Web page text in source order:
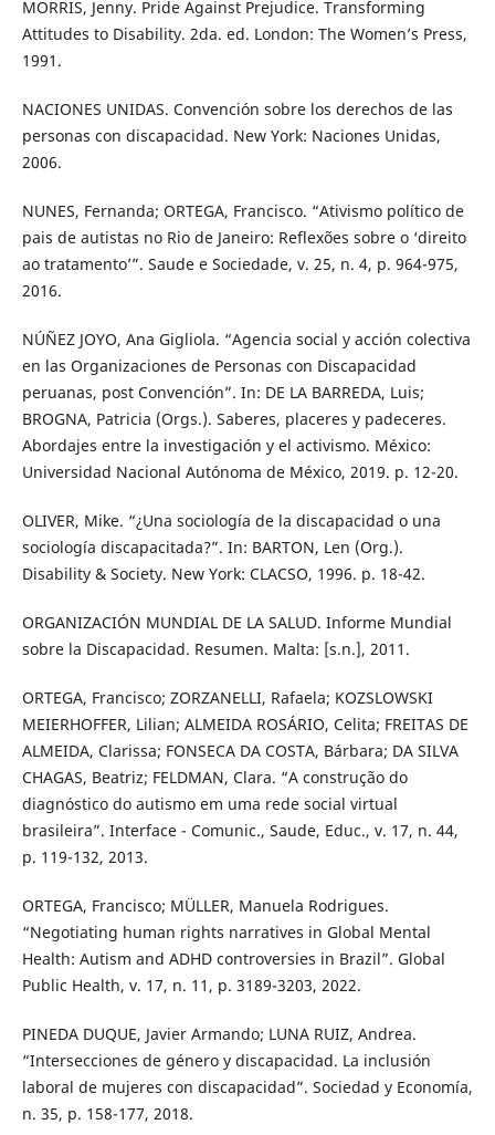
MORRIS, Jenny. Pride Against Prejudice. Transforming
Attitudes to Disability. 2da. ed. London: The Women’s Press,
1991.
NACIONES UNIDAS. Convención sobre los derechos de las
personas con discapacidad. New York: Naciones Unidas,
2006.
NUNES, Fernanda; ORTEGA, Francisco. “Ativismo político de
pais de autistas no Rio de Janeiro: Reflexões sobre o ‘direito
ao tratamento’”. Saude e Sociedade, v. 25, n. 4, p. 964-975,
2016.
NÚÑEZ JOYO, Ana Gigliola. “Agencia social y acción colectiva
en las Organizaciones de Personas con Discapacidad
peruanas, post Convención”. In: DE LA BARREDA, Luis;
BROGNA, Patricia (Orgs.). Saberes, placeres y padeceres.
Abordajes entre la investigación y el activismo. México:
Universidad Nacional Autónoma de México, 2019. p. 12-20.
OLIVER, Mike. “¿Una sociología de la discapacidad o una
sociología discapacitada?”. In: BARTON, Len (Org.).
Disability & Society. New York: CLACSO, 1996. p. 18-42.
ORGANIZACIÓN MUNDIAL DE LA SALUD. Informe Mundial
sobre la Discapacidad. Resumen. Malta: [s.n.], 2011.
ORTEGA, Francisco; ZORZANELLI, Rafaela; KOZSLOWSKI
MEIERHOFFER, Lilian; ALMEIDA ROSÁRIO, Celita; FREITAS DE
ALMEIDA, Clarissa; FONSECA DA COSTA, Bárbara; DA SILVA
CHAGAS, Beatriz; FELDMAN, Clara. “A construção do
diagnóstico do autismo em uma rede social virtual
brasileira”. Interface - Comunic., Saude, Educ., v. 17, n. 44,
p. 119-132, 2013.
ORTEGA, Francisco; MÜLLER, Manuela Rodrigues.
“Negotiating human rights narratives in Global Mental
Health: Autism and ADHD controversies in Brazil”. Global
Public Health, v. 17, n. 11, p. 3189-3203, 2022.
PINEDA DUQUE, Javier Armando; LUNA RUIZ, Andrea.
“Intersecciones de género y discapacidad. La inclusión
laboral de mujeres con discapacidad”. Sociedad y Economía,
n. 35, p. 158-177, 2018.